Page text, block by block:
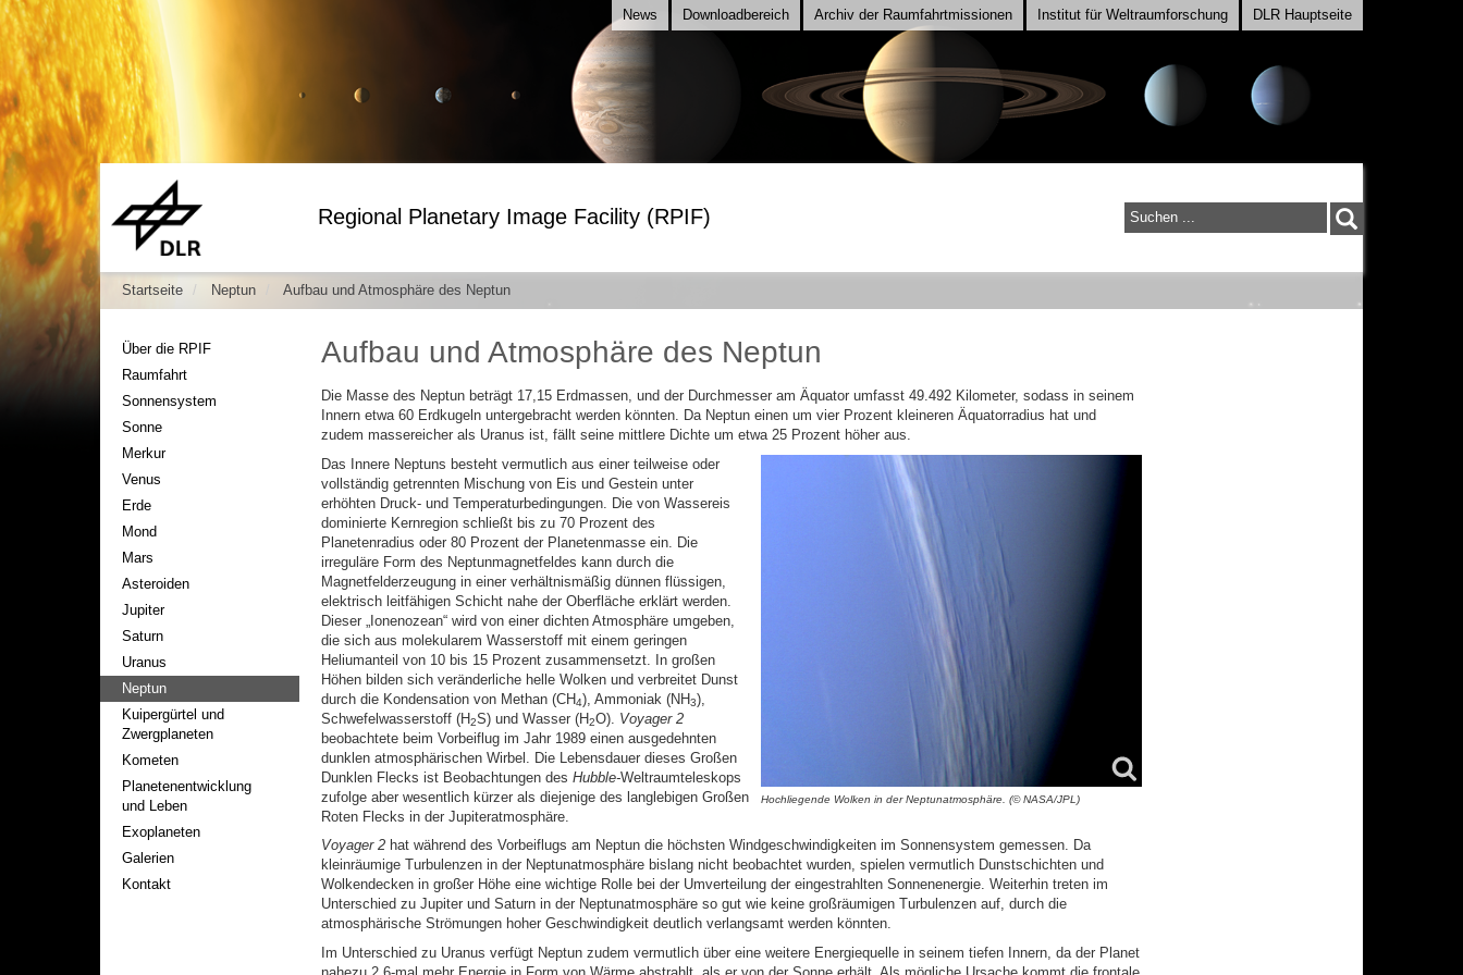
Regional Planetary Image Facility (RPIF)
Suchen
Startseite Neptun Aufbau und Atmosphäre des Neptun
Über die RPIF
Raumfahrt
Sonnensystem
Sonne
Merkur
Venus
Erde
Mond
Mars
Asteroiden
Jupiter
Saturn
Uranus
Neptun
Kuipergürtel und
Zwergplaneten
Kometen
Planetenentwicklung
und Leben
Exoplaneten
Galerien
Kontakt
Aufbau und Atmosphäre des Neptun
Die Masse des Neptun beträgt 17,15 Erdmassen, und der Durchmesser am Äquator umfasst 49.492 Kilometer, sodass in seinem
Innern etwa 60 Erdkugeln untergebracht werden könnten. Da Neptun einen um vier Prozent kleineren Äquatorradius hat und
zudem massereicher als Uranus ist, fällt seine mittlere Dichte um etwa 25 Prozent höher aus.
Hochliegende Wolken in der Neptunatmosphäre. (© NASA/JPL)
Das Innere Neptuns besteht vermutlich aus einer teilweise oder
vollständig getrennten Mischung von Eis und Gestein unter
erhöhten Druck- und Temperaturbedingungen. Die von Wassereis
dominierte Kernregion schließt bis zu 70 Prozent des
Planetenradius oder 80 Prozent der Planetenmasse ein. Die
irreguläre Form des Neptunmagnetfeldes kann durch die
Magnetfelderzeugung in einer verhältnismäßig dünnen flüssigen,
elektrisch leitfähigen Schicht nahe der Oberfläche erklärt werden.
Dieser „Ionenozean“ wird von einer dichten Atmosphäre umgeben,
die sich aus molekularem Wasserstoff mit einem geringen
Heliumanteil von 10 bis 15 Prozent zusammensetzt. In großen
Höhen bilden sich veränderliche helle Wolken und verbreitet Dunst
durch die Kondensation von Methan (CH4), Ammoniak (NH3),
Schwefelwasserstoff (H2S) und Wasser (H2O). Voyager 2
beobachtete beim Vorbeiflug im Jahr 1989 einen ausgedehnten
dunklen atmosphärischen Wirbel. Die Lebensdauer dieses Großen
Dunklen Flecks ist Beobachtungen desHubble-Weltraumteleskops
zufolge aber wesentlich kürzer als diejenige des langlebigen Großen
Roten Flecks in der Jupiteratmosphäre.
Voyager 2 hat während des Vorbeiflugs am Neptun die höchsten Windgeschwindigkeiten im Sonnensystem gemessen. Da
kleinräumige Turbulenzen in der Neptunatmosphäre bislang nicht beobachtet wurden, spielen vermutlich Dunstschichten und
Wolkendecken in großer Höhe eine wichtige Rolle bei der Umverteilung der eingestrahlten Sonnenenergie. Weiterhin treten im
Unterschied zu Jupiter und Saturn in der Neptunatmosphäre so gut wie keine großräumigen Turbulenzen auf, durch die
atmosphärische Strömungen hoher Geschwindigkeit deutlich verlangsamt werden könnten.
Im Unterschied zu Uranus verfügt Neptun zudem vermutlich über eine weitere Energiequelle in seinem tiefen Innern, da der Planet
nahezu 2,6-mal mehr Energie in Form von Wärme abstrahlt, als er von der Sonne erhält. Als mögliche Ursache kommt die frontale
News Downloadbereich Archiv der Raumfahrtmissionen Institut für Weltraumforschung DLR Hauptseite